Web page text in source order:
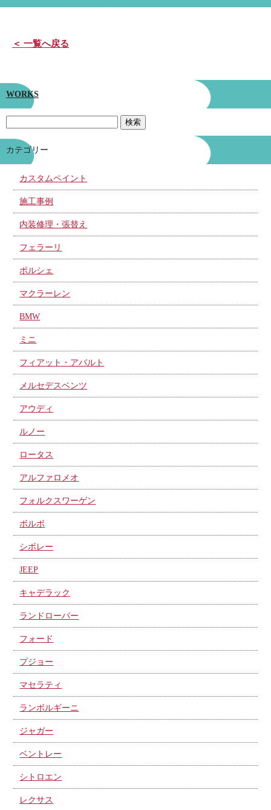
＜ 一覧へ戻る
WORKS
カテゴリー
カスタムペイント
施工事例
内装修理・張替え
フェラーリ
ポルシェ
マクラーレン
BMW
ミニ
フィアット・アバルト
メルセデスベンツ
アウディ
ルノー
ロータス
アルファロメオ
フォルクスワーゲン
ボルボ
シボレー
JEEP
キャデラック
ランドローバー
フォード
プジョー
マセラティ
ランボルギーニ
ジャガー
ベントレー
シトロエン
レクサス